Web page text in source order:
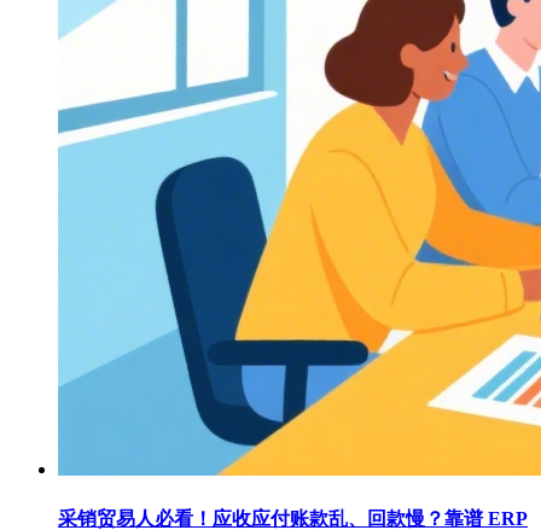
采销贸易人必看！应收应付账款乱、回款慢？靠谱 ERP